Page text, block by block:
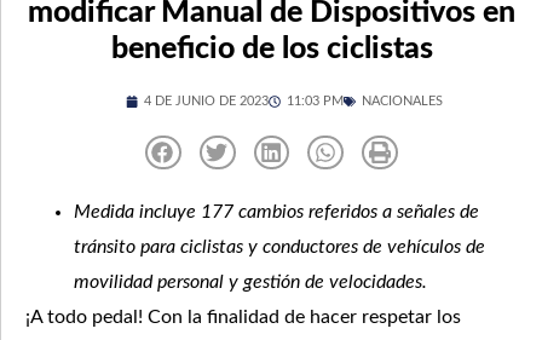
modificar Manual de Dispositivos en
beneficio de los ciclistas
4 DE JUNIO DE 2023 11:03 PM NACIONALES
Medida incluye 177 cambios referidos a señales de
tránsito para ciclistas y conductores de vehículos de
movilidad personal y gestión de velocidades.
¡A todo pedal! Con la finalidad de hacer respetar los